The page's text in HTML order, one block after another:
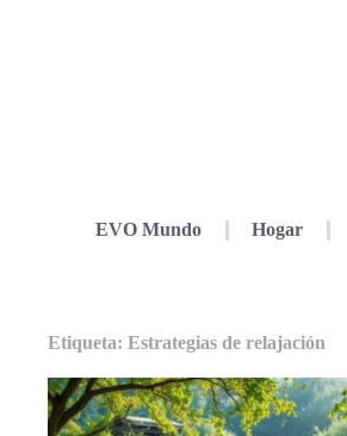
EVO Mundo Hogar
Etiqueta: Estrategias de relajación